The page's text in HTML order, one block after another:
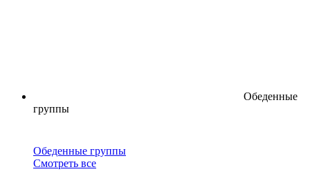
Обеденные
группы
Обеденные группы
Смотреть все